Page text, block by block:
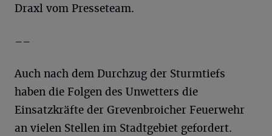
Draxl vom Presseteam.
––
Auch nach dem Durchzug der Sturmtiefs
haben die Folgen des Unwetters die
Einsatzkräfte der Grevenbroicher Feuerwehr
an vielen Stellen im Stadtgebiet gefordert.